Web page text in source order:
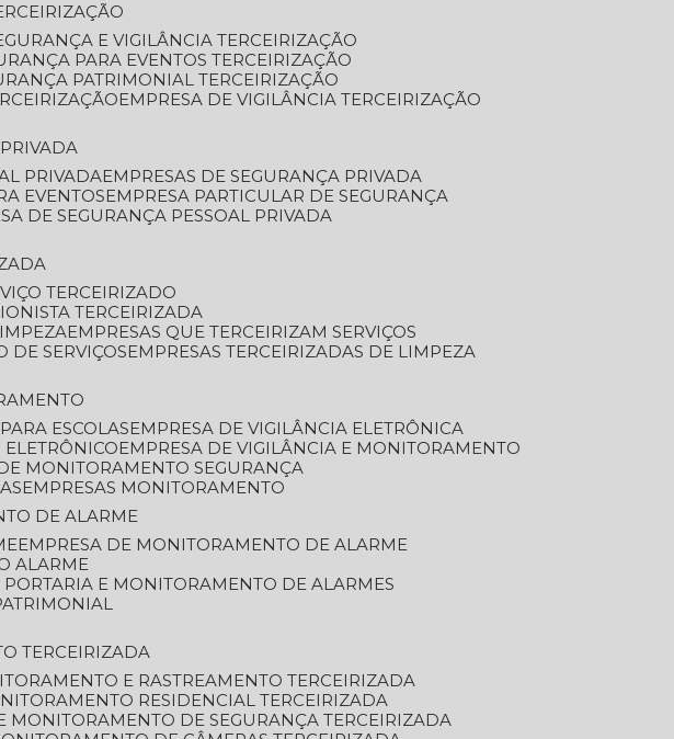
E VIGILÂNCIA TERCEIRIZAÇÃO
PARA EVENTOS TERCEIRIZAÇÃO
PATRIMONIAL TERCEIRIZAÇÃO
EMPRESA DE VIGILÂNCIA TERCEIRIZAÇÃO
PRIVADA
PRIVADA
EMPRESAS DE SEGURANÇA PRIVADA
EVENTOS
EMPRESA PARTICULAR DE SEGURANÇA
DE SEGURANÇA PESSOAL PRIVADA
TERCEIRIZADO
TERCEIRIZADA
EMPRESAS QUE TERCEIRIZAM SERVIÇOS
DE SERVIÇOS
EMPRESAS TERCEIRIZADAS DE LIMPEZA
ESCOLAS
EMPRESA DE VIGILÂNCIA ELETRÔNICA
ELETRÔNICO
EMPRESA DE VIGILÂNCIA E MONITORAMENTO
DE MONITORAMENTO SEGURANÇA
EMPRESAS MONITORAMENTO
DE ALARME
EMPRESA DE MONITORAMENTO DE ALARME
ALARME
PORTARIA E MONITORAMENTO DE ALARMES
TERCEIRIZADA
E RASTREAMENTO TERCEIRIZADA
RESIDENCIAL TERCEIRIZADA
MONITORAMENTO DE SEGURANÇA TERCEIRIZADA